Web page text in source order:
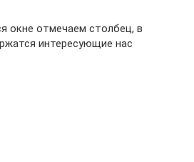
окне отмечаем столбец, в
интересующие нас